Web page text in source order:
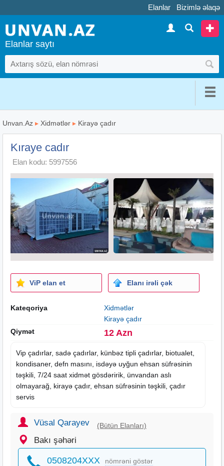
Elanlar Bizimlə əlaqə
Elanlar saytı
Unvan.Az ▸ Xidmətlər ▸ Kirayə çadır
Kıraye cadır
Elan kodu: 5997556
ViP elan et Elanı irəli çək
Kateqoriya
Xidmətlər
Kirayə çadır
Qiymət
12 Azn
Vip çadırlar, sadə çadırlar, künbəz tipli çadırlar, biotualet,
kondisaner, defn masını, isdəyə uyğun ehsan süfrəsinin
təşkili, 7/24 saat xidmət gösdəririk, ünvandan aslı
olmayarağ, kirayə çadır, ehsan süfrəsinin təşkili, çadır
servis
Vüsal Qarayev (Bütün Elanları)
Bakı şəhəri
0508204XXX nömrəni göstər